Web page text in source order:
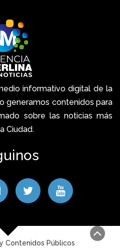
informativo digital de la
generamos contenidos para
sobre las noticias más
Ciudad.
Contenidos Públicos